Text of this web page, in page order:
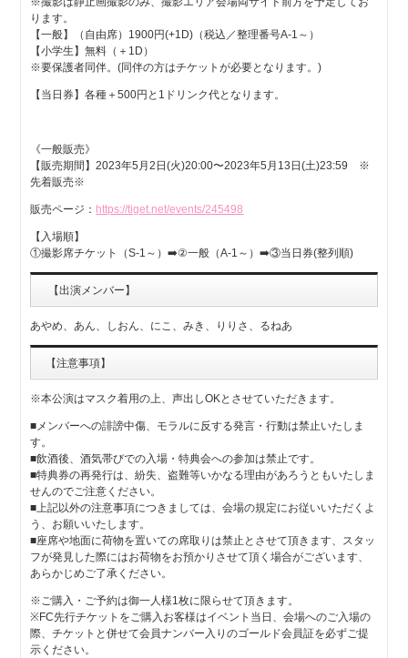
ります。
【一般】（自由席）1900円(+1D)（税込／整理番号A-1～）
【小学生】無料（＋1D）
※要保護者同伴。(同伴の方はチケットが必要となります。)
【当日券】各種＋500円と1ドリンク代となります。
《一般販売》
【販売期間】2023年5月2日(火)20:00〜2023年5月13日(土)23:59 ※
先着販売※
販売ページ： https://tiget.net/events/245498
【入場順】
①撮影席チケット（S-1～）➡️②一般（A-1～）➡️③当日券(整列順)
【出演メンバー】
あやめ、あん、しおん、にこ、みき、りりさ、るねあ
【注意事項】
※本公演はマスク着用の上、声出しOKとさせていただきます。
■メンバーへの誹謗中傷、モラルに反する発言・行動は禁止いたしま
す。
■飲酒後、酒気帯びでの入場・特典会への参加は禁止です。
■特典券の再発行は、紛失、盗難等いかなる理由があろうともいたしま
せんのでご注意ください。
■上記以外の注意事項につきましては、会場の規定にお従いいただくよ
う、お願いいたします。
■座席や地面に荷物を置いての席取りは禁止とさせて頂きます、スタッ
フが発見した際にはお荷物をお預かりさせて頂く場合がございます、
あらかじめご了承ください。
※ご購入・ご予約は御一人様1枚に限らせて頂きます。
※FC先行チケットをご購入お客様はイベント当日、会場へのご入場の
際、チケットと併せて会員ナンバー入りのゴールド会員証を必ずご提
示ください。